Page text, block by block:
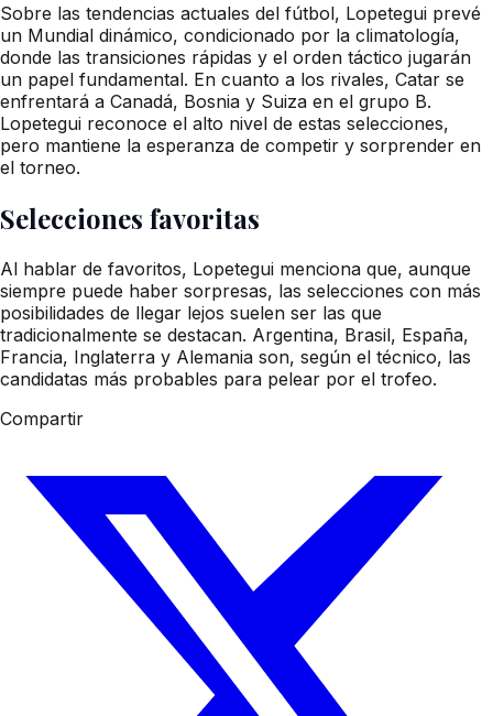
Sobre las tendencias actuales del fútbol, Lopetegui prevé
un Mundial dinámico, condicionado por la climatología,
donde las transiciones rápidas y el orden táctico jugarán
un papel fundamental. En cuanto a los rivales, Catar se
enfrentará a Canadá, Bosnia y Suiza en el grupo B.
Lopetegui reconoce el alto nivel de estas selecciones,
pero mantiene la esperanza de competir y sorprender en
el torneo.
Selecciones favoritas
Al hablar de favoritos, Lopetegui menciona que, aunque
siempre puede haber sorpresas, las selecciones con más
posibilidades de llegar lejos suelen ser las que
tradicionalmente se destacan. Argentina, Brasil, España,
Francia, Inglaterra y Alemania son, según el técnico, las
candidatas más probables para pelear por el trofeo.
Compartir